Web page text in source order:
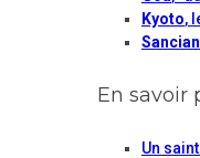
Kyoto,
Sancian
En savoir
Un